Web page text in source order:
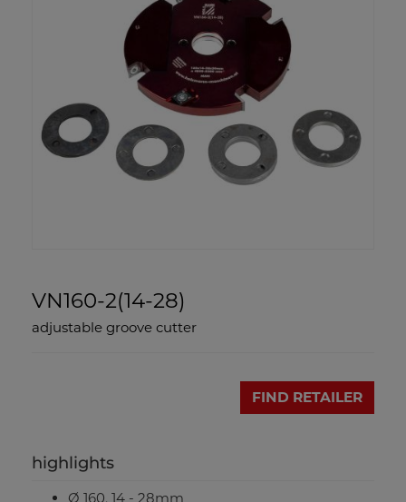
VN160-2(14-28)
adjustable groove cutter
FIND RETAILER
highlights
Ø 160, 14 - 28mm